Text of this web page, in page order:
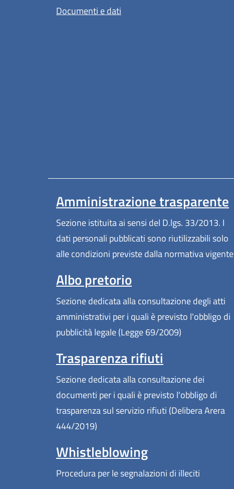
Documenti e dati
Amministrazione trasparente
Sezione istituita ai sensi del D.lgs. 33/2013. I
dati personali pubblicati sono riutilizzabili solo
alle condizioni previste dalla normativa vigente
Albo pretorio
Sezione dedicata alla consultazione degli atti
amministrativi per i quali è previsto l'obbligo di
pubblicità legale (Legge 69/2009)
Trasparenza rifiuti
Sezione dedicata alla consultazione dei
documenti per i quali è previsto l'obbligo di
trasparenza sul servizio rifiuti (Delibera Arera
444/2019)
Whistleblowing
Procedura per le segnalazioni di illeciti